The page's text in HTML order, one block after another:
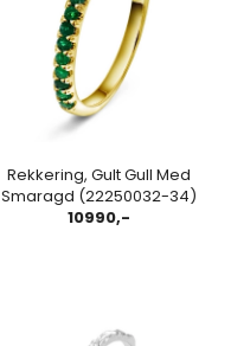
Rekkering, Gult Gull Med
Smaragd (22250032-34)
10990,-